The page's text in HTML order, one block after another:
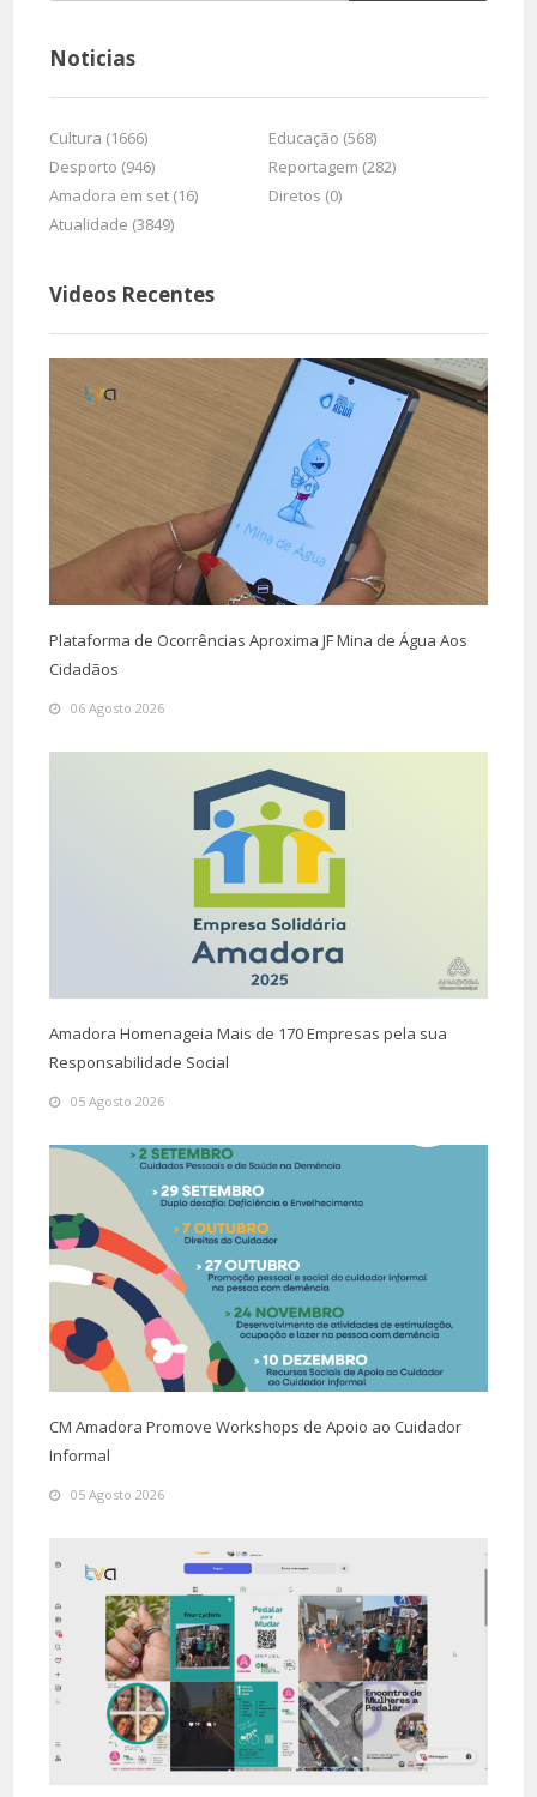
Noticias
Cultura (1666)
Educação (568)
Desporto (946)
Reportagem (282)
Amadora em set (16)
Diretos (0)
Atualidade (3849)
Videos Recentes
Plataforma de Ocorrências Aproxima JF Mina de Água Aos
Cidadãos
06 Agosto 2026
Amadora Homenageia Mais de 170 Empresas pela sua
Responsabilidade Social
05 Agosto 2026
CM Amadora Promove Workshops de Apoio ao Cuidador
Informal
05 Agosto 2026